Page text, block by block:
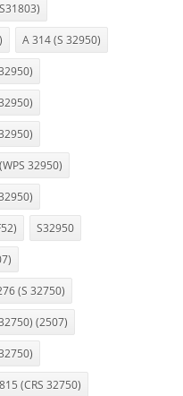
A 314 (S 32950)
32950)
S32950
(S 32750)
(2507)
(CRS 32750)